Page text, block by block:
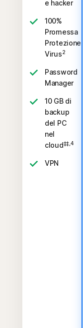
e hacker
100%
Promessa
Protezione
Virus2
Password
Manager
10 GB di
backup
del PC
nel
cloud‡‡,4
VPN